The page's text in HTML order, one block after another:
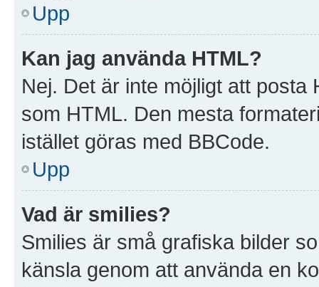
Upp
Kan jag använda HTML?
Nej. Det är inte möjligt att
som HTML. Den mesta
istället göras med BBCode.
Upp
Vad är smilies?
Smilies är små grafiska bilder
känsla genom att använda en